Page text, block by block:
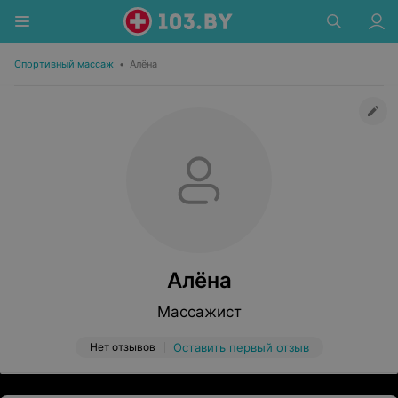
Спортивный массаж • Алёна
Алёна
Массажист
Нет отзывов Оставить первый отзыв